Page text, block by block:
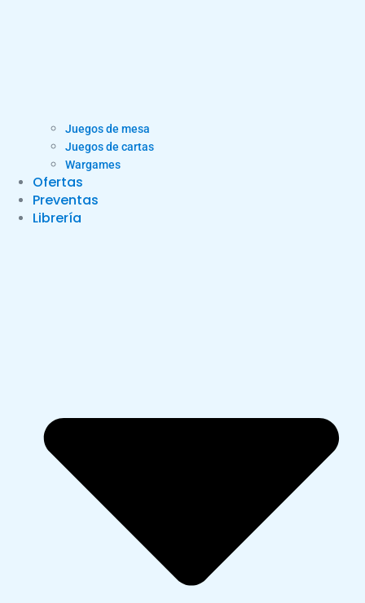
Juegos de mesa
Juegos de cartas
Wargames
Ofertas
Preventas
Librería